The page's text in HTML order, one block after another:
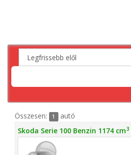
Összesen: 1
autó
Skoda Serie 100 Benzin 1174 cm3